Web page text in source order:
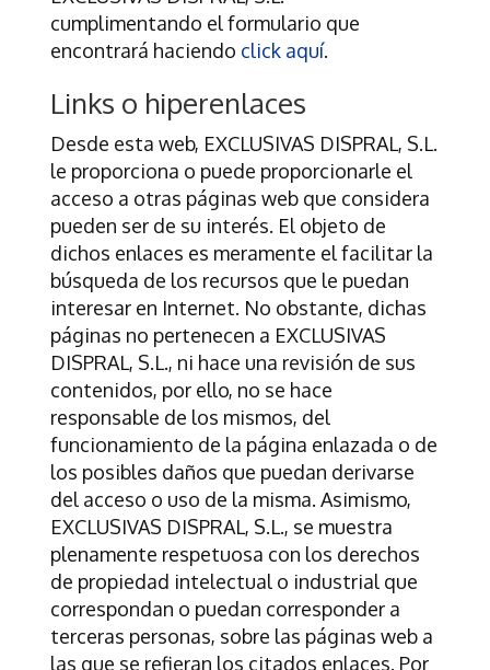
cumplimentando el formulario que
encontrará haciendo click aquí.
Links o hiperenlaces
Desde esta web, EXCLUSIVAS DISPRAL, S.L.
le proporciona o puede proporcionarle el
acceso a otras páginas web que considera
pueden ser de su interés. El objeto de
dichos enlaces es meramente el facilitar la
búsqueda de los recursos que le puedan
interesar en Internet. No obstante, dichas
páginas no pertenecen a EXCLUSIVAS
DISPRAL, S.L., ni hace una revisión de sus
contenidos, por ello, no se hace
responsable de los mismos, del
funcionamiento de la página enlazada o de
los posibles daños que puedan derivarse
del acceso o uso de la misma. Asimismo,
EXCLUSIVAS DISPRAL, S.L., se muestra
plenamente respetuosa con los derechos
de propiedad intelectual o industrial que
correspondan o puedan corresponder a
terceras personas, sobre las páginas web a
las que se refieran los citados enlaces. Por